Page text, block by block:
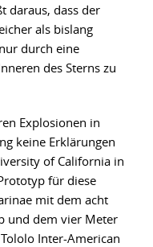
daraus, dass der
als bislang
durch eine
des Sterns zu
Explosionen in
keine Erklärungen
of California in
für diese
mit dem acht
und dem vier Meter
Inter-American